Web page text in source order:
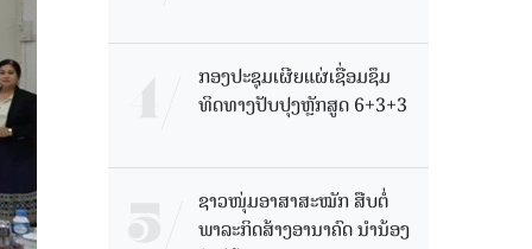
ກອງປະຊຸມເຜີຍແຜ່ເຊື່ອມຊຶມ
ທິດທາງປັບປຸງຫຼັກສູດ 6+3+3
ຊາວໜຸ່ມອາສາສະໝັກ ສືບຕໍ່
ພາລະກິດສ້າງອານາຄົດ ນໍານ້ອງ